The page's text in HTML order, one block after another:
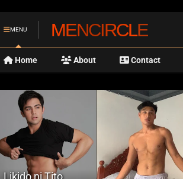
MENU MENCIRCLE
Home About Contact